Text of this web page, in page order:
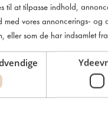
til at tilpasse indhold,
med vores annoncerings-
eller som de har indsamlet